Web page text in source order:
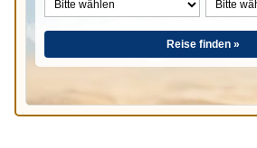
Reise finden »